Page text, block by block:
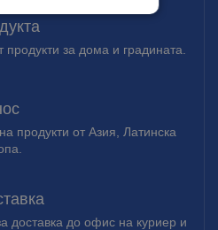
за дома и градината.
продукти от Азия, Латинска
доставка до офис на куриер и